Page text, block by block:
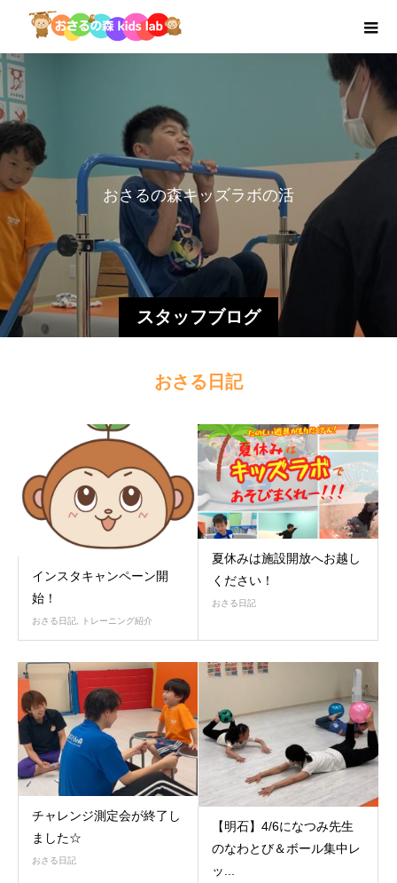
スタッフブログ
さるの森キッズラボの活動を
おさる日記
インスタキャンペーン開
始！
おさる日記, トレーニング紹介
夏休みは施設開放へお越し
ください！
おさる日記
チャレンジ測定会が終了し
ました☆
おさる日記
【明石】4/6になつみ先生
のなわとび＆ボール集中レ
ッ...